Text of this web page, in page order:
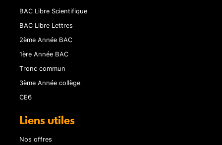
BAC Libre Scientifique
BAC Libre Lettres
2ème Année BAC
1ère Année BAC
Tronc commun
3ème Année collège
CE6
Liens utiles
Nos offres